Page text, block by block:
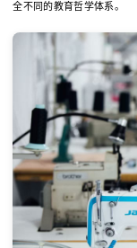
全不同的教育哲学体系。